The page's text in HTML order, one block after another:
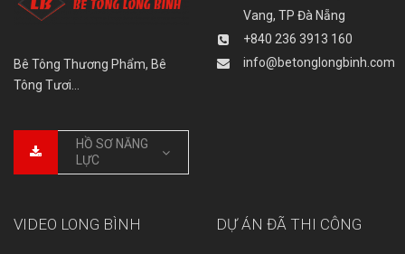
Bê Tông Thương Phẩm, Bê
Tông Tươi…
HỒ SƠ NĂNG
LỰC
Vang, TP Đà Nẵng
+840 236 3913 160
info@betonglongbinh.com
VIDEO LONG BÌNH DỰ ÁN ĐÃ THI CÔNG